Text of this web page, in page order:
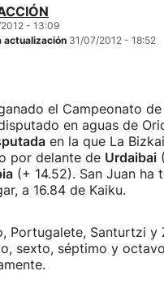
- 13:09
actualización 31/07/2012 - 18:52
el Campeonato
en aguas de
en la que La
por delante de Urdaibai
(+ 14.52). San Juan ha
a 16.84 de Kaiku.
Portugalete, Santurtzi y
sexto, séptimo y